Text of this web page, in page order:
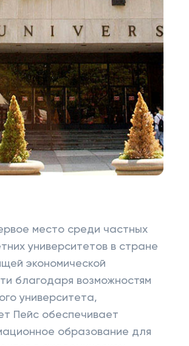
место среди частных
университетов в стране
экономической
благодаря возможностям
университета,
Пейс обеспечивает
образование для